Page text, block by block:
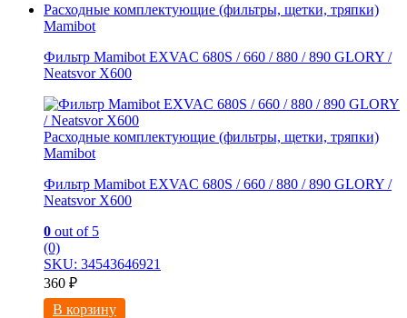
Расходные комплектующие (фильтры, щетки, тряпки)
Mamibot
Фильтр Mamibot EXVAC 680S / 660 / 880 / 890 GLORY /
Neatsvor X600
Расходные комплектующие (фильтры, щетки, тряпки)
Mamibot
Фильтр Mamibot EXVAC 680S / 660 / 880 / 890 GLORY /
Neatsvor X600
0 out of 5
(0)
SKU: 34543646921
360 ₽
В корзину